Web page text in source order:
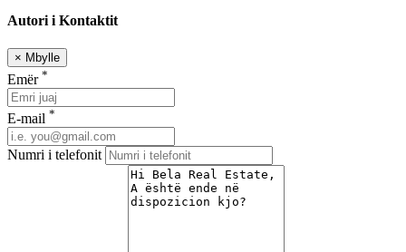
Autori i Kontaktit
× Mbylle
Emër *
E-mail *
Numri i telefonit